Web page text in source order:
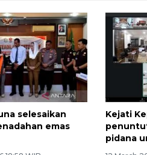
selesaikan
emas
Kejati
pidana